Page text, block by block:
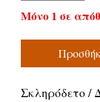
Μόνο 1 σε
Σκληρόδετο /